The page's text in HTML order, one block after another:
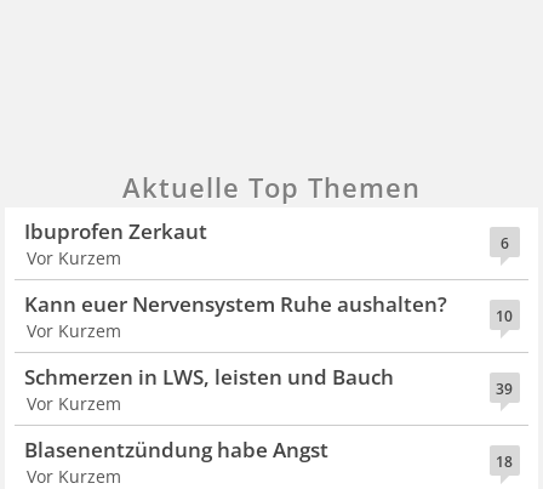
Aktuelle Top Themen
6
Ibuprofen Zerkaut
Vor Kurzem
10
Kann euer Nervensystem Ruhe aushalten?
Vor Kurzem
39
Schmerzen in LWS, leisten und Bauch
Vor Kurzem
18
Blasenentzündung habe Angst
Vor Kurzem